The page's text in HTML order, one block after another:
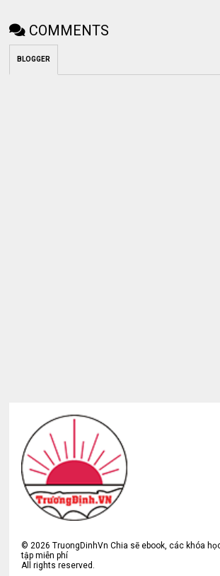
COMMENTS
BLOGGER
©2026 TruongDinhVn Chia sẽ ebook, các khóa
tập miễn phí
All rights reserved.